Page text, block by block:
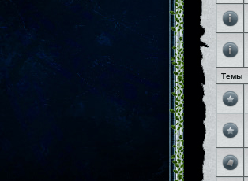
Темы